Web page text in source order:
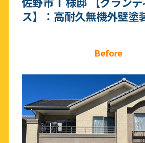
ス】：高耐久無機外壁塗
Before